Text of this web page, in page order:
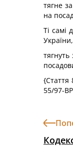
тягне
на
Ті самі
{Стаття
55/97-